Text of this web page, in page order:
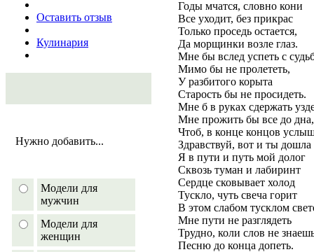
Оставить отзыв
Кулинария
Нужно добавить...
Модели для
мужчин
Модели для
женщин
Годы мчатся, словно кони
Все уходит, без прикрас
Только проседь остается,
Да морщинки возле глаз.
Мне бы вслед успеть с
Мимо бы не пролететь,
У разбитого корыта
Старость бы не просидеть.
Мне б в руках сдержать
Мне прожить бы все до дна,
Чтоб, в конце концов
Здравствуй, вот и ты дошла
Я в пути и путь мой долог
Сквозь туман и лабиринт
Сердце сковывает холод
Тускло, чуть свеча горит
В этом слабом тусклом
Мне пути не разглядеть
Трудно, коли слов не
Песню до конца допеть.